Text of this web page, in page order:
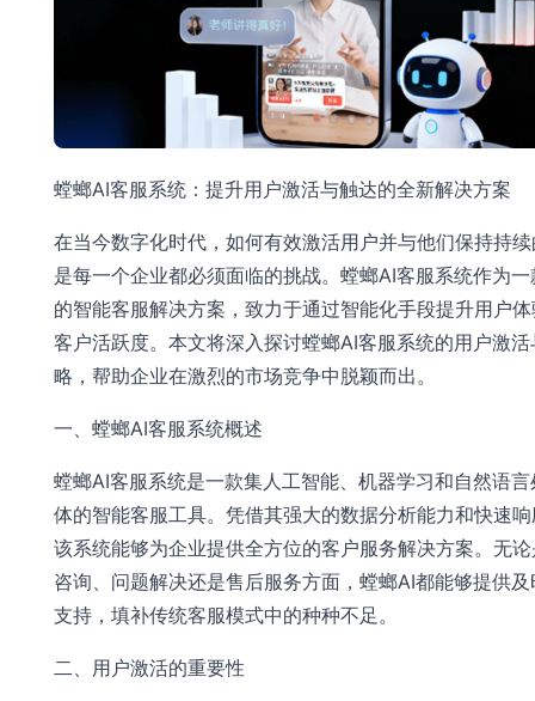
螳螂AI客服系统：提升用户激活与触达的全新解决方案
在当今数字化时代，如何有效激活用户并与他们保持持
是每一个企业都必须面临的挑战。螳螂AI客服系统作为
的智能客服解决方案，致力于通过智能化手段提升用户
客户活跃度。本文将深入探讨螳螂AI客服系统的用户激
略，帮助企业在激烈的市场竞争中脱颖而出。
一、螳螂AI客服系统概述
螳螂AI客服系统是一款集人工智能、机器学习和自然语
体的智能客服工具。凭借其强大的数据分析能力和快速
该系统能够为企业提供全方位的客户服务解决方案。无
咨询、问题解决还是售后服务方面，螳螂AI都能够提供
支持，填补传统客服模式中的种种不足。
二、用户激活的重要性